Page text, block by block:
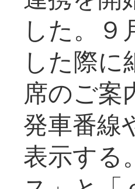
した。
した際
席のご案
発車番線
表示する